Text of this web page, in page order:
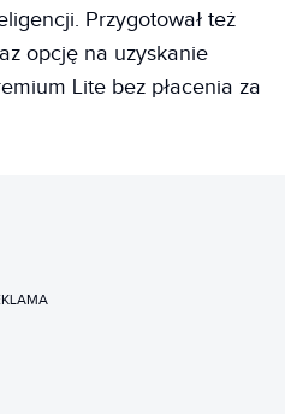
Przygotował też
opcję na uzyskanie
Lite bez płacenia za